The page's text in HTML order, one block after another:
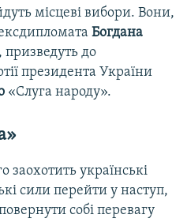
місцеві вибори. Вони,
Богдана
до
президента України
«Слуга народу».
заохотить українські
сили перейти у наступ,
собі перевагу